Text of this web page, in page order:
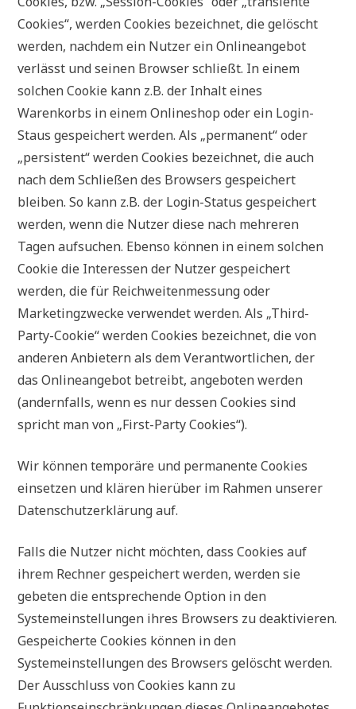
Cookies“, werden Cookies bezeichnet, die gelöscht
werden, nachdem ein Nutzer ein Onlineangebot
verlässt und seinen Browser schließt. In einem
solchen Cookie kann z.B. der Inhalt eines
Warenkorbs in einem Onlineshop oder ein Login-
Staus gespeichert werden. Als „permanent“ oder
„persistent“ werden Cookies bezeichnet, die auch
nach dem Schließen des Browsers gespeichert
bleiben. So kann z.B. der Login-Status gespeichert
werden, wenn die Nutzer diese nach mehreren
Tagen aufsuchen. Ebenso können in einem solchen
Cookie die Interessen der Nutzer gespeichert
werden, die für Reichweitenmessung oder
Marketingzwecke verwendet werden. Als „Third-
Party-Cookie“ werden Cookies bezeichnet, die von
anderen Anbietern als dem Verantwortlichen, der
das Onlineangebot betreibt, angeboten werden
(andernfalls, wenn es nur dessen Cookies sind
spricht man von „First-Party Cookies“).
Wir können temporäre und permanente Cookies
einsetzen und klären hierüber im Rahmen unserer
Datenschutzerklärung auf.
Falls die Nutzer nicht möchten, dass Cookies auf
ihrem Rechner gespeichert werden, werden sie
gebeten die entsprechende Option in den
Systemeinstellungen ihres Browsers zu deaktivieren.
Gespeicherte Cookies können in den
Systemeinstellungen des Browsers gelöscht werden.
Der Ausschluss von Cookies kann zu